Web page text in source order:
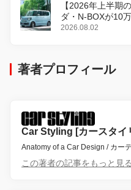
【2026年上半期
ダ・N-BOXが10
感
2026.08.02
著者プロフィール
Car Styling [カースタイ
Anatomy of a Car Design / カー
この著者の記事をもっと見る